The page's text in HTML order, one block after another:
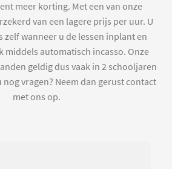
meer korting. Met een van onze
van een lagere prijs per uur. U
zelf wanneer u de lessen inplant en
middels automatisch incasso. Onze
geldig dus vaak in 2 schooljaren
vragen? Neem dan gerust contact
met ons op.